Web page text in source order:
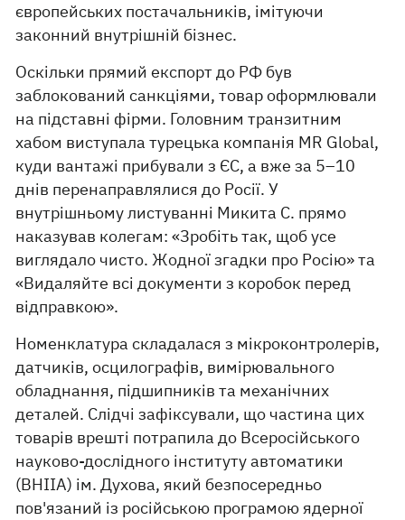
європейських постачальників, імітуючи
законний внутрішній бізнес.
Оскільки прямий експорт до РФ був
заблокований санкціями, товар оформлювали
на підставні фірми. Головним транзитним
хабом виступала турецька компанія MR Global,
куди вантажі прибували з ЄС, а вже за 5–10
днів перенаправлялися до Росії. У
внутрішньому листуванні Микита С. прямо
наказував колегам: «Зробіть так, щоб усе
виглядало чисто. Жодної згадки про Росію» та
«Видаляйте всі документи з коробок перед
відправкою».
Номенклатура складалася з мікроконтролерів,
датчиків, осцилографів, вимірювального
обладнання, підшипників та механічних
деталей. Слідчі зафіксували, що частина цих
товарів врешті потрапила до Всеросійського
науково-дослідного інституту автоматики
(ВНІІА) ім. Духова, який безпосередньо
пов'язаний із російською програмою ядерної